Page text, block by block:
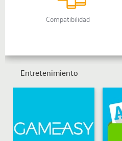
Entretenimiento